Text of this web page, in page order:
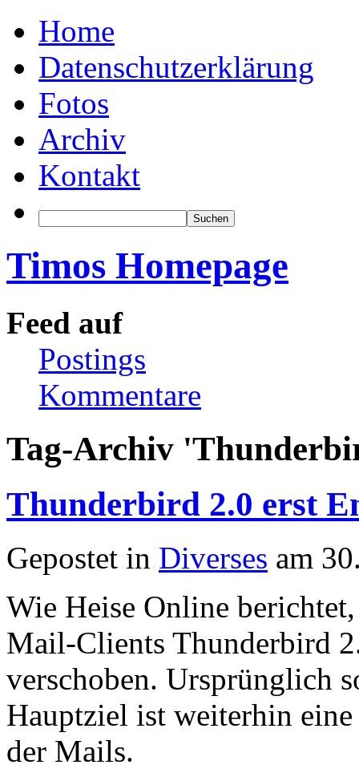
Home
Datenschutzerklärung
Fotos
Archiv
Kontakt
Timos Homepage
Feed auf
Postings
Kommentare
Tag-Archiv
Thunderbird 2.0 erst
Gepostet in Diverses am
Wie Heise Online
Mail-Clients Thunderbird
verschoben. Ursprünglich
Hauptziel ist weiterhin
der Mails.